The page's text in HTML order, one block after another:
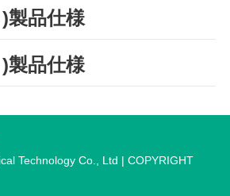
製品仕様
製品仕様
Technology Co., Ltd | COPYRIGHT